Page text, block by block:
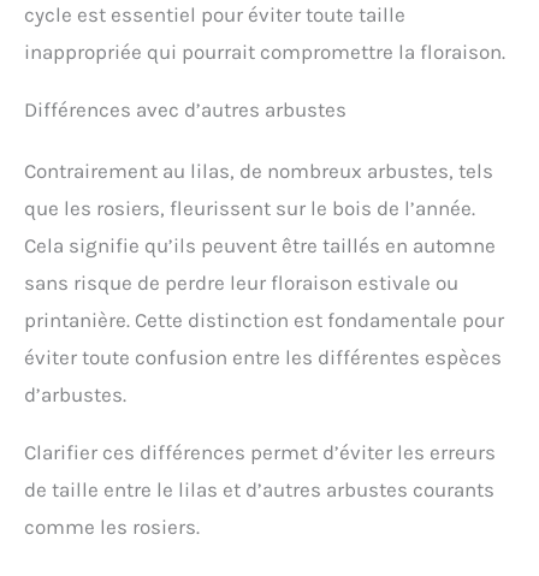
cycle est essentiel pour éviter toute taille
inappropriée qui pourrait compromettre la floraison.
Différences avec d’autres arbustes
Contrairement au lilas, de nombreux arbustes, tels
que les rosiers, fleurissent sur le bois de l’année.
Cela signifie qu’ils peuvent être taillés en automne
sans risque de perdre leur floraison estivale ou
printanière. Cette distinction est fondamentale pour
éviter toute confusion entre les différentes espèces
d’arbustes.
Clarifier ces différences permet d’éviter les erreurs
de taille entre le lilas et d’autres arbustes courants
comme les rosiers.